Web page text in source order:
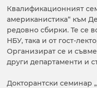
Квалификационният
американистика“ към
редовно сбирки. Те се
НБУ, така и от гост-
Организират се и
други департаменти и
Докторантски семинар